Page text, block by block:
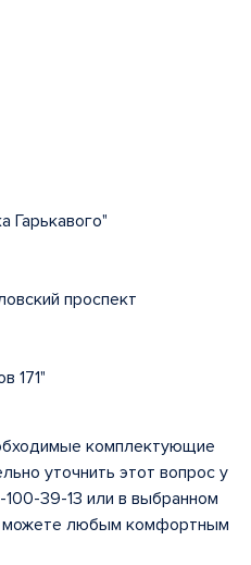
Гарькавого"
проспект
171"
комплектующие
уточнить этот вопрос у
39-13 или в выбранном
можете любым комфортным